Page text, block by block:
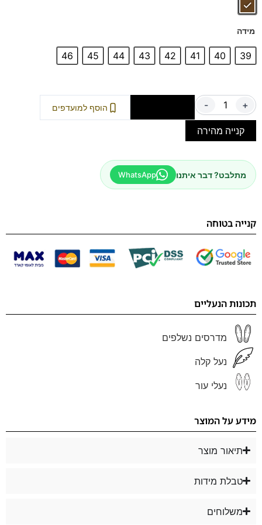
מידה
39
40
41
42
43
44
45
46
- + הוסף למועדפים
קנייה מהירה
מתלבט? דבר איתנו WhatsApp
קנייה בטוחה
תכונות הנעליים
מדרסים נשלפים
נעל קלה
נעלי עור
מידע על המוצר
תיאור מוצר
טבלת מידות
משלוחים